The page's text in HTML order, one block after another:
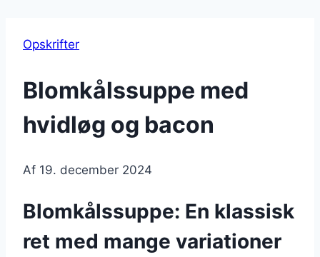
Opskrifter
Blomkålssuppe med
hvidløg og bacon
Af 19. december 2024
Blomkålssuppe: En klassisk
ret med mange variationer